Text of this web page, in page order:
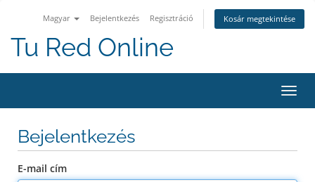
Magyar Bejelentkezés Regisztráció Kosár megtekintése
Tu Red Online
a
Bejelentkezés
E-mail cím